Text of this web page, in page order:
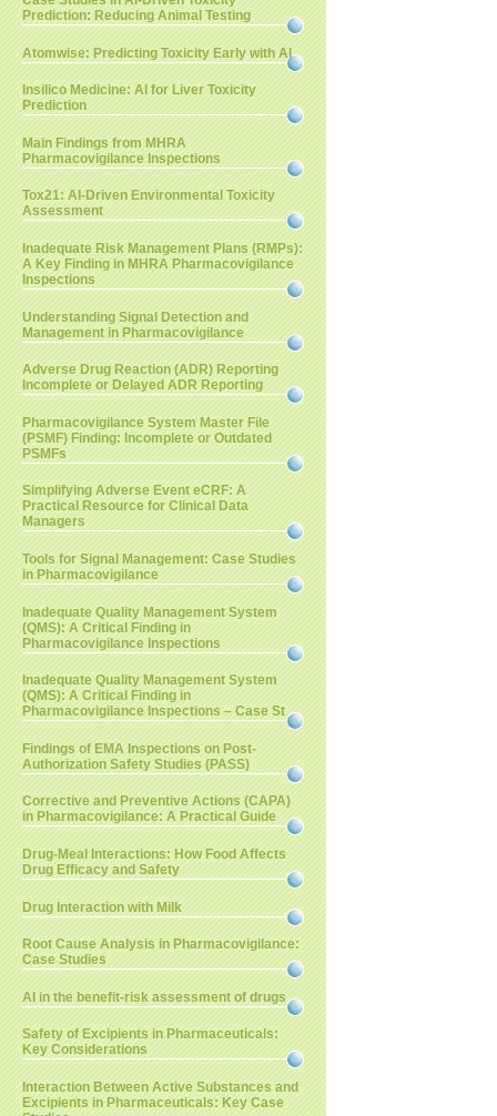
Prediction: Reducing Animal Testing
Atomwise: Predicting Toxicity Early with AI
Insilico Medicine: AI for Liver Toxicity
Prediction
Main Findings from MHRA
Pharmacovigilance Inspections
Tox21: AI-Driven Environmental Toxicity
Assessment
Inadequate Risk Management Plans (RMPs):
A Key Finding in MHRA Pharmacovigilance
Inspections
Understanding Signal Detection and
Management in Pharmacovigilance
Adverse Drug Reaction (ADR) Reporting
Incomplete or Delayed ADR Reporting
Pharmacovigilance System Master File
(PSMF) Finding: Incomplete or Outdated
PSMFs
Simplifying Adverse Event eCRF: A
Practical Resource for Clinical Data
Managers
Tools for Signal Management: Case Studies
in Pharmacovigilance
Inadequate Quality Management System
(QMS): A Critical Finding in
Pharmacovigilance Inspections
Inadequate Quality Management System
(QMS): A Critical Finding in
Pharmacovigilance Inspections – Case St
Findings of EMA Inspections on Post-
Authorization Safety Studies (PASS)
Corrective and Preventive Actions (CAPA)
in Pharmacovigilance: A Practical Guide
Drug-Meal Interactions: How Food Affects
Drug Efficacy and Safety
Drug Interaction with Milk
Root Cause Analysis in Pharmacovigilance:
Case Studies
AI in the benefit-risk assessment of drugs
Safety of Excipients in Pharmaceuticals:
Key Considerations
Interaction Between Active Substances and
Excipients in Pharmaceuticals: Key Case